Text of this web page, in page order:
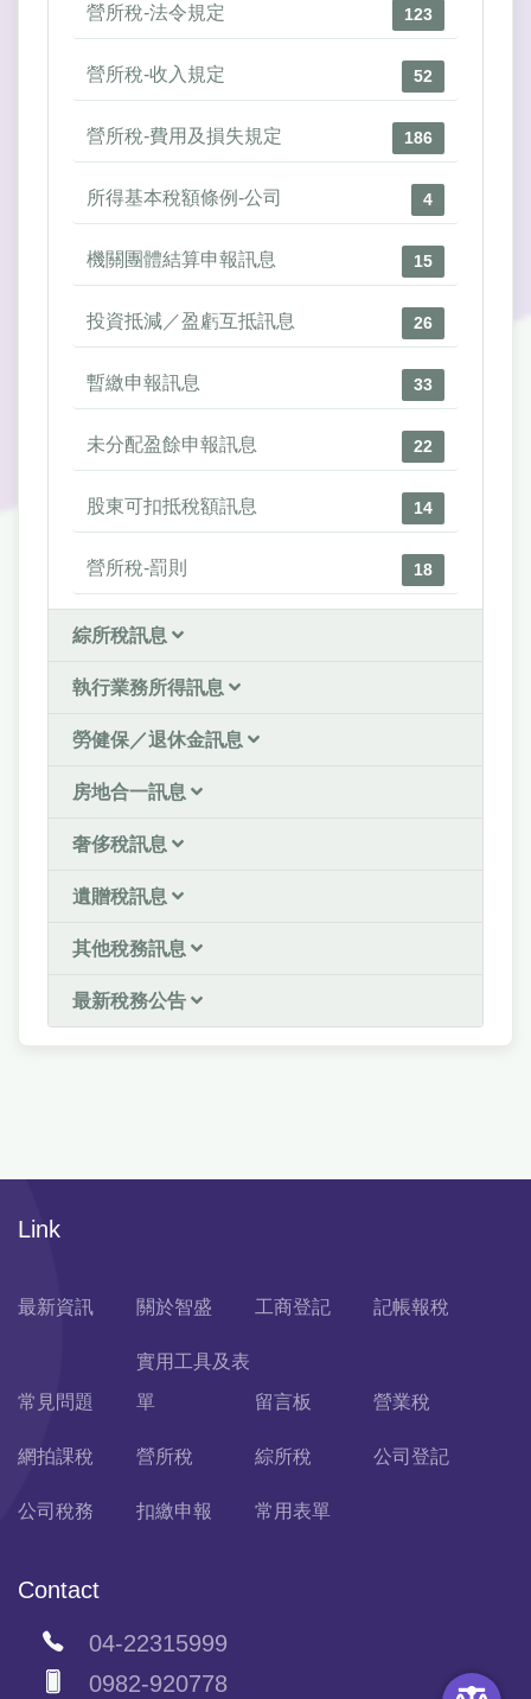
營所稅-法令規定 123
營所稅-收入規定 52
營所稅-費用及損失規定 186
所得基本稅額條例-公司 4
機關團體結算申報訊息 15
投資抵減／盈虧互抵訊息 26
暫繳申報訊息 33
未分配盈餘申報訊息 22
股東可扣抵稅額訊息 14
營所稅-罰則 18
綜所稅訊息
執行業務所得訊息
勞健保／退休金訊息
房地合一訊息
奢侈稅訊息
遺贈稅訊息
其他稅務訊息
最新稅務公告
Link
最新資訊 關於智盛 工商登記 記帳報稅
常見問題
實用工具及表
單
留言板 營業稅
網拍課稅 營所稅 綜所稅 公司登記
公司稅務 扣繳申報 常用表單
Contact
04-22315999
0982-920778